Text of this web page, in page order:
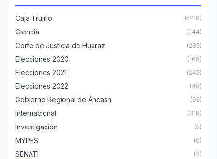
Caja Trujillo (5218)
Ciencia (144)
Corte de Justicia de Huaraz (285)
Elecciones 2020 (168)
Elecciones 2021 (245)
Elecciones 2022 (48)
Gobierno Regional de Áncash (92)
Internacional (318)
Investigación (5)
MYPES (0)
SENATI (3)